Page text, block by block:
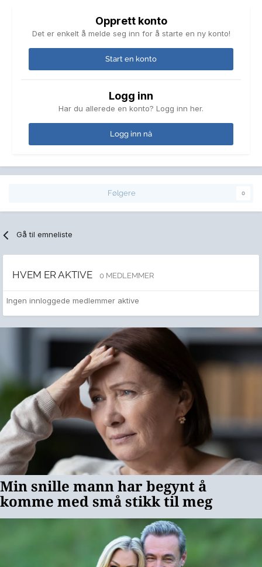
Opprett konto
Det er enkelt å melde seg inn for å starte en ny konto!
Start en konto
Logg inn
Har du allerede en konto? Logg inn her.
Logg inn nå
Følgere 0
Gå til emneliste
HVEM ER AKTIVE 0 MEDLEMMER
Ingen innloggede medlemmer aktive